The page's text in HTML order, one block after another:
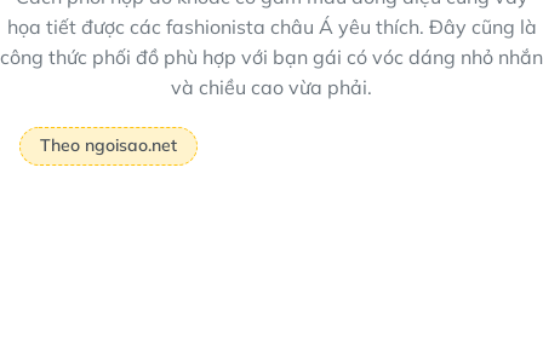
họa tiết được các fashionista châu Á yêu thích. Đây cũng là
công thức phối đồ phù hợp với bạn gái có vóc dáng nhỏ nhắn
và chiều cao vừa phải.
Theo ngoisao.net